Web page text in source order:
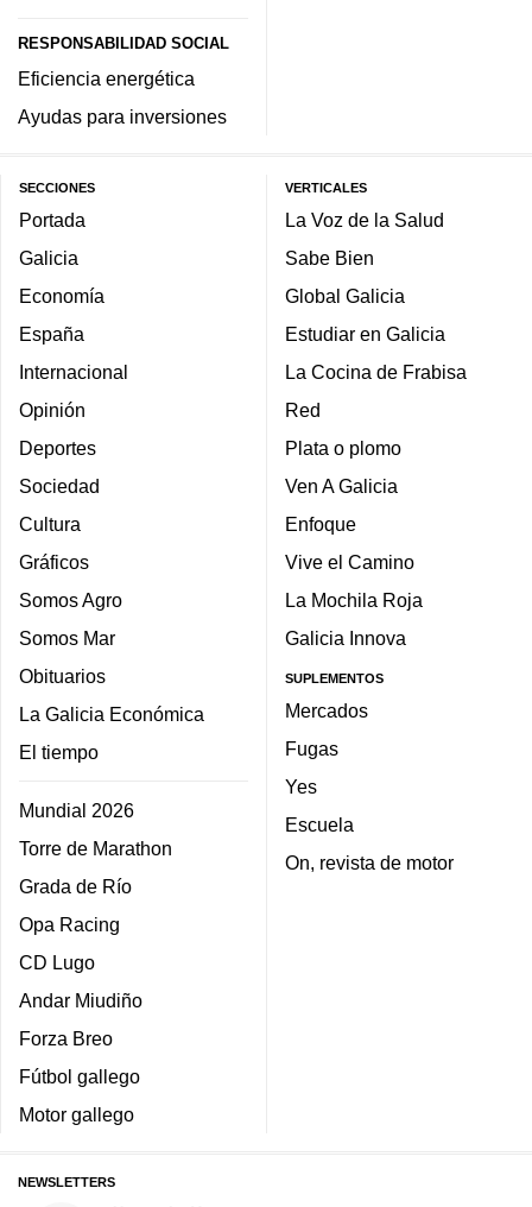
RESPONSABILIDAD SOCIAL
Eficiencia energética
Ayudas para inversiones
SECCIONES
Portada
Galicia
Economía
España
Internacional
Opinión
Deportes
Sociedad
Cultura
Gráficos
Somos Agro
Somos Mar
Obituarios
La Galicia Económica
El tiempo
Mundial 2026
Torre de Marathon
Grada de Río
Opa Racing
CD Lugo
Andar Miudiño
Forza Breo
Fútbol gallego
Motor gallego
VERTICALES
La Voz de la Salud
Sabe Bien
Global Galicia
Estudiar en Galicia
La Cocina de Frabisa
Red
Plata o plomo
Ven A Galicia
Enfoque
Vive el Camino
La Mochila Roja
Galicia Innova
SUPLEMENTOS
Mercados
Fugas
Yes
Escuela
On, revista de motor
NEWSLETTERS